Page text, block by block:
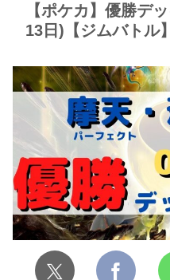
【ポケカ】優勝デ
13日)【ジムバトル】